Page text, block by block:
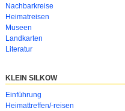
Nachbarkreise
Heimatreisen
Museen
Landkarten
Literatur
KLEIN SILKOW
Navigation
überspringen
Einführung
Heimattreffen/-reisen